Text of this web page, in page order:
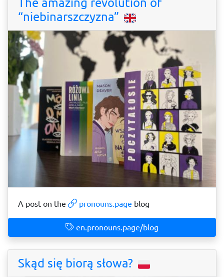
“niebinarszczyzna”
A post on the pronouns.page blog
en.pronouns.page/blog
Skąd się biorą słowa?